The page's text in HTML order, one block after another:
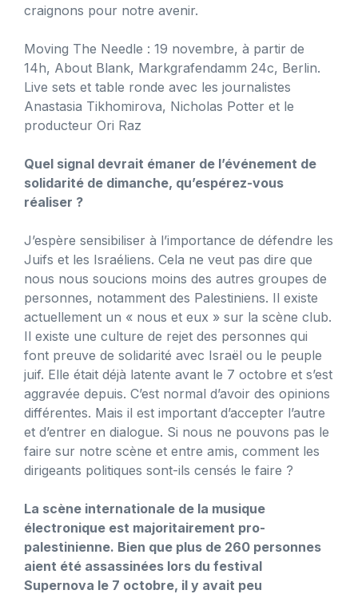
craignons pour notre avenir.
Moving The Needle : 19 novembre, à partir de
14h, About Blank, Markgrafendamm 24c, Berlin.
Live sets et table ronde avec les journalistes
Anastasia Tikhomirova, Nicholas Potter et le
producteur Ori Raz
Quel signal devrait émaner de l’événement de
solidarité de dimanche, qu’espérez-vous
réaliser ?
J’espère sensibiliser à l’importance de défendre les
Juifs et les Israéliens. Cela ne veut pas dire que
nous nous soucions moins des autres groupes de
personnes, notamment des Palestiniens. Il existe
actuellement un « nous et eux » sur la scène club.
Il existe une culture de rejet des personnes qui
font preuve de solidarité avec Israël ou le peuple
juif. Elle était déjà latente avant le 7 octobre et s’est
aggravée depuis. C’est normal d’avoir des opinions
différentes. Mais il est important d’accepter l’autre
et d’entrer en dialogue. Si nous ne pouvons pas le
faire sur notre scène et entre amis, comment les
dirigeants politiques sont-ils censés le faire ?
La scène internationale de la musique
électronique est majoritairement pro-
palestinienne. Bien que plus de 260 personnes
aient été assassinées lors du festival
Supernova le 7 octobre, il y avait peu